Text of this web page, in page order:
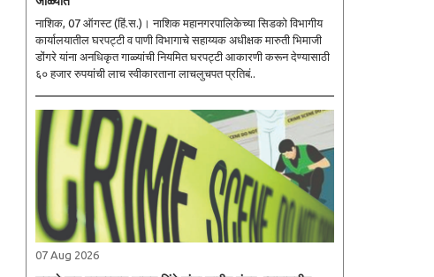
नाशिक, 07 ऑगस्ट (हिं.स.)। नाशिक महानगरपालिकेच्या सिडको विभागीय
कार्यालयातील घरपट्टी व पाणी विभागाचे सहाय्यक अधीक्षक मारुती भिमाजी
डोंगरे यांना अनधिकृत गाळ्यांची नियमित घरपट्टी आकारणी करून देण्यासाठी
६० हजार रुपयांची लाच स्वीकारताना लाचलुचपत प्रतिबं..
07 Aug 2026